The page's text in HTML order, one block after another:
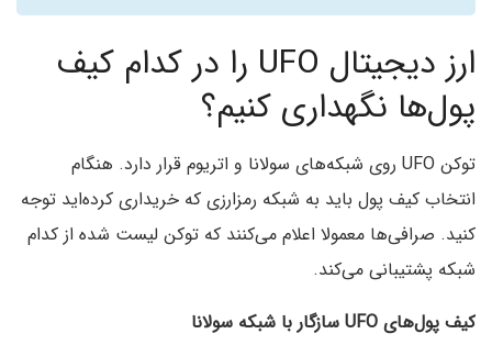
ارز دیجیتال UFO را در کدام کیف
پول‌ها نگهداری کنیم؟
توکن UFO روی شبکه‌های سولانا و اتریوم قرار دارد. هنگام
انتخاب کیف پول باید به شبکه رمزارزی که خریداری کرده‌اید توجه
کنید. صرافی‌ها معمولا اعلام می‌کنند که توکن لیست شده از کدام
شبکه پشتیبانی می‌کند.
کیف پول‌های UFO سازگار با شبکه سولانا